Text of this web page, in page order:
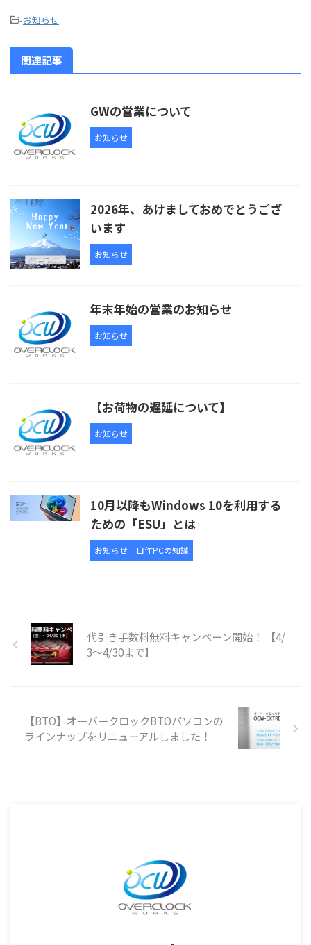
-お知らせ
関連記事
GWの営業について
お知らせ
2026年、あけましておめでとうござ
います
お知らせ
年末年始の営業のお知らせ
お知らせ
【お荷物の遅延について】
お知らせ
10月以降もWindows 10を利用する
ための「ESU」とは
お知らせ 自作PCの知識
代引き手数料無料キャンペーン開始！ 【4/
3～4/30まで】
【BTO】オーバークロックBTOパソコンの
ラインナップをリニューアルしました！